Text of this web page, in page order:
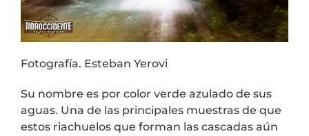
Fotografía. Esteban Yerovi
Su nombre es por color verde azulado de sus
aguas. Una de las principales muestras de que
estos riachuelos que forman las cascadas aún